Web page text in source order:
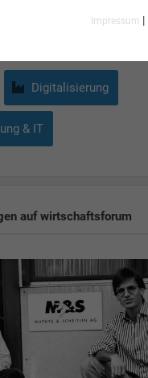
Digitalisierung
& IT
auf wirtschaftsforum
Impressum |